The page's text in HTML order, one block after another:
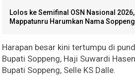
Lolos ke Semifinal OSN Nasional
Mappatunru Harumkan Nama
Harapan besar kini tertumpu di
Bupati Soppeng, Haji Suwardi
Bupati Soppeng, Selle KS Dalle.